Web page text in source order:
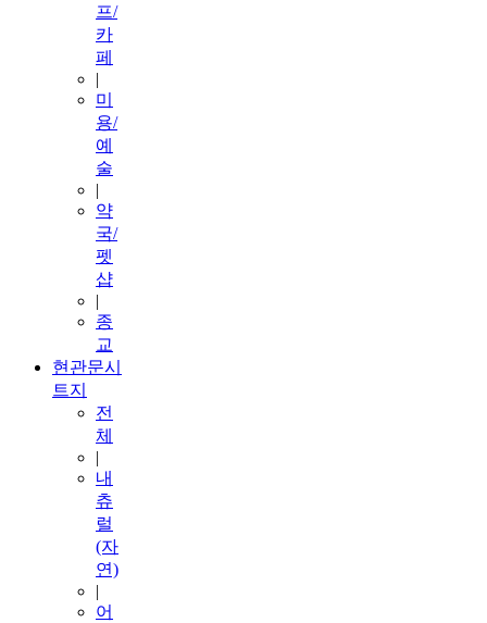
프/
카
페
|
미
용/
예
술
|
약
국/
펫
샵
|
종
교
현관문시
트지
전
체
|
내
츄
럴
(자
연)
|
어